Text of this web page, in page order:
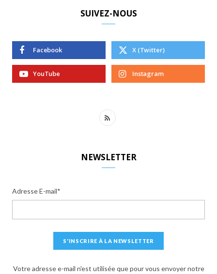
SUIVEZ-NOUS
Facebook X (Twitter)
YouTube Instagram
R
NEWSLETTER
Adresse E-mail*
Votre adresse e-mail n'est utilisée que pour vous envoyer notre